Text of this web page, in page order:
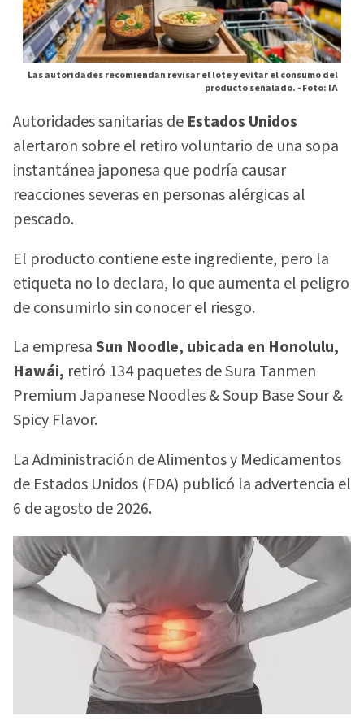
Las autoridades recomiendan revisar el lote y evitar el consumo del
producto señalado. -Foto: IA
Autoridades sanitarias de Estados Unidos
alertaron sobre el retiro voluntario de una sopa
instantánea japonesa que podría causar
reacciones severas en personas alérgicas al
pescado.
El producto contiene este ingrediente, pero la
etiqueta no lo declara, lo que aumenta el peligro
de consumirlo sin conocer el riesgo.
La empresaSun Noodle, ubicada en Honolulu,
Hawái, retiró 134 paquetes de Sura Tanmen
Premium Japanese Noodles & Soup Base Sour &
Spicy Flavor.
La Administración de Alimentos y Medicamentos
de Estados Unidos (FDA) publicó la advertencia el
6 de agosto de 2026.